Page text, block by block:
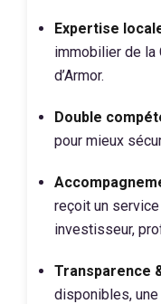
Expertise
immobilier de la
d’Armor.
Double
pour mieux
reçoit un
investisseur,
Transparence
disponibles,